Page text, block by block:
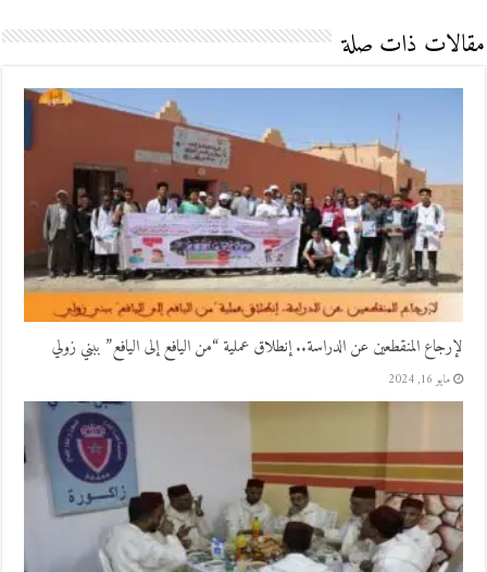
مقالات ذات صلة
لإرجاع المنقطعين عن الدراسة.. إنطلاق عملية “من اليافع إلى اليافع” ببني زولي
مايو 16, 2024